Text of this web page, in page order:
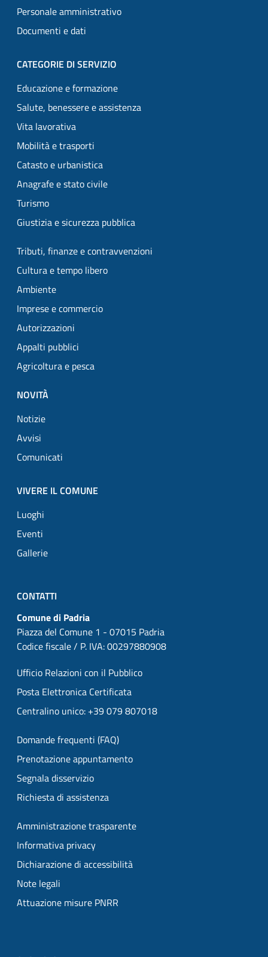
Personale amministrativo
Documenti e dati
CATEGORIE DI SERVIZIO
Educazione e formazione
Salute, benessere e assistenza
Vita lavorativa
Mobilità e trasporti
Catasto e urbanistica
Anagrafe e stato civile
Turismo
Giustizia e sicurezza pubblica
Tributi, finanze e contravvenzioni
Cultura e tempo libero
Ambiente
Imprese e commercio
Autorizzazioni
Appalti pubblici
Agricoltura e pesca
NOVITÀ
Notizie
Avvisi
Comunicati
VIVERE IL COMUNE
Luoghi
Eventi
Gallerie
CONTATTI
Comune di Padria
Piazza del Comune 1 - 07015 Padria
Codice fiscale / P. IVA: 00297880908
Ufficio Relazioni con il Pubblico
Posta Elettronica Certificata
Centralino unico: +39 079 807018
Domande frequenti (FAQ)
Prenotazione appuntamento
Segnala disservizio
Richiesta di assistenza
Amministrazione trasparente
Informativa privacy
Dichiarazione di accessibilità
Note legali
Attuazione misure PNRR